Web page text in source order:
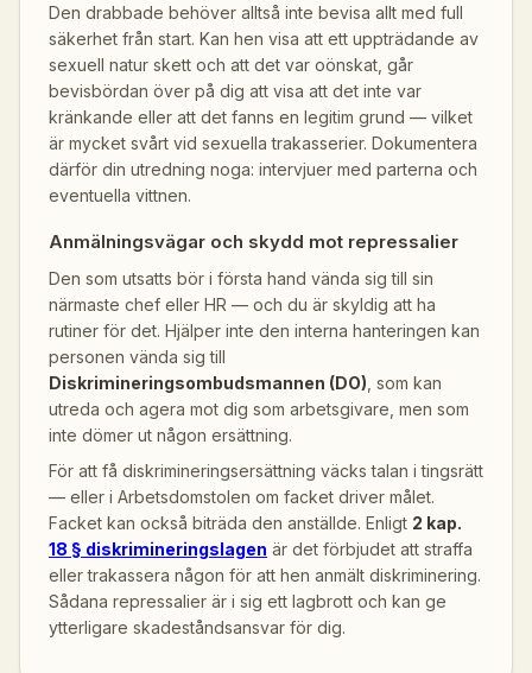
Den drabbade behöver alltså inte bevisa allt med full
säkerhet från start. Kan hen visa att ett uppträdande av
sexuell natur skett och att det var oönskat, går
bevisbördan över på dig att visa att det inte var
kränkande eller att det fanns en legitim grund — vilket
är mycket svårt vid sexuella trakasserier. Dokumentera
därför din utredning noga: intervjuer med parterna och
eventuella vittnen.
Anmälningsvägar och skydd mot repressalier
Den som utsatts bör i första hand vända sig till sin
närmaste chef eller HR — och du är skyldig att ha
rutiner för det. Hjälper inte den interna hanteringen kan
personen vända sig till
Diskrimineringsombudsmannen (DO) , som kan
utreda och agera mot dig som arbetsgivare, men som
inte dömer ut någon ersättning.
För att få diskrimineringsersättning väcks talan i tingsrätt
— eller i Arbetsdomstolen om facket driver målet.
Facket kan också biträda den anställde. Enligt 2 kap.
18 § diskrimineringslagen är det förbjudet att straffa
eller trakassera någon för att hen anmält diskriminering.
Sådana repressalier är i sig ett lagbrott och kan ge
ytterligare skadeståndsansvar för dig.